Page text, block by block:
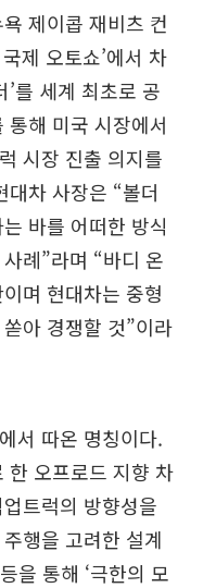
제이콥 재비츠 컨
제 오토쇼’에서 차
를 세계 최초로 공
해 미국 시장에서
시장 진출 의지를
차 사장은 “볼더
바를 어떠한 방식
례”라며 “바디 온
며 현대차는 중형
아 경쟁할 것”이라
서 따온 명칭이다.
한 오프로드 지향 차
트럭의 방향성을
행을 고려한 설계
을 통해 ‘극한의 모